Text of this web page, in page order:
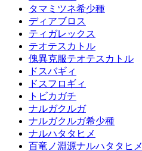
タマミツネ希少種
ディアブロス
ティガレックス
テオテスカトル
傀異克服テオテスカトル
ドスバギィ
ドスフロギィ
トビカガチ
ナルガクルガ
ナルガクルガ希少種
ナルハタタヒメ
百竜ノ淵源ナルハタタヒメ